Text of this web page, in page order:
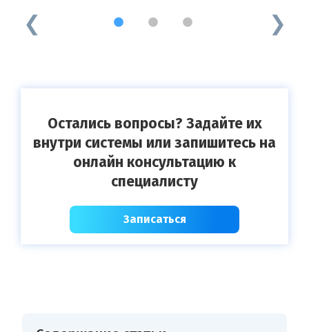
1 2 3
Остались вопросы? Задайте их
внутри системы или запишитесь на
онлайн консультацию к
специалисту
Записаться